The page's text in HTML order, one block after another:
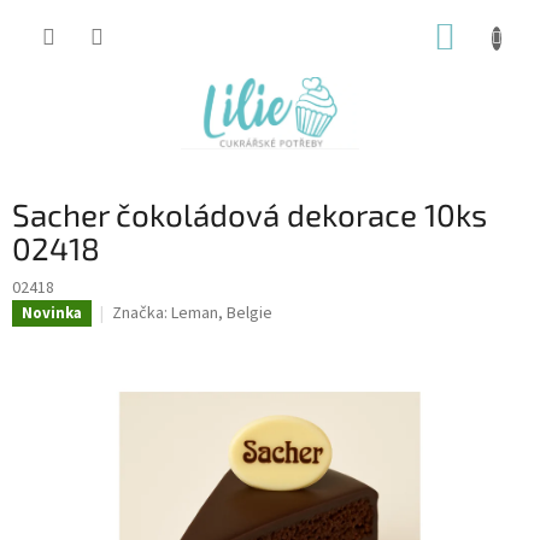
Sacher čokoládová dekorace 10ks
02418
02418
Novinka Značka: Leman, Belgie